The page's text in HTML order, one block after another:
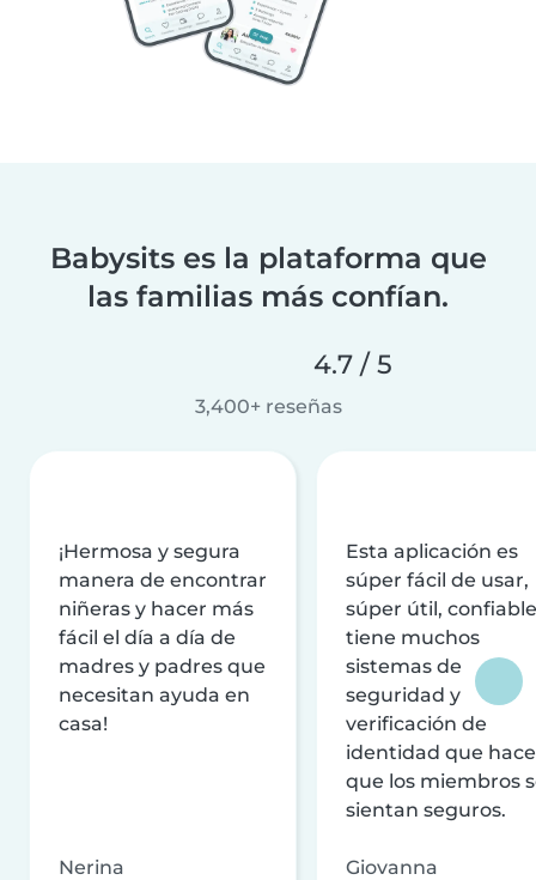
Babysits es la plataforma que
las familias más confían.
4.7 / 5
3,400+ reseñas
¡Hermosa y segura
manera de encontrar
niñeras y hacer más
fácil el día a día de
madres y padres que
necesitan ayuda en
casa!
Nerina
Esta aplicación es
súper fácil de usar,
súper útil,
tiene muchos
sistemas de
seguridad y
verificación de
identidad que
que los miembros
sientan seguros.
Giovanna